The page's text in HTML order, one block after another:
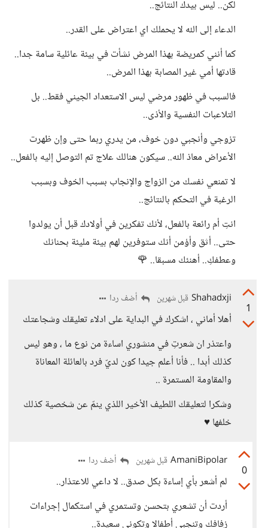
لكن.. ليس بيدك النتائج..
الدعاء إلى الله لا يحملك اي اعتراض على القدر..
كما أنني كمريضة بهذا المرض نشأت في بيئة عائلية سامة جدا..
قادتها أمي غير المصابة بهذا المرض..
فالسبب في ظهور مرضي ليس الاستعداد الجيني فقط.. بل
التلاعبات النفسية والأذى..
تزوجي وأنجبي دون خوف، من يدري ربما حتى وإن ظهرت
الأعراض معاذ الله.. سيكون هنالك علاج تم التوصل إليه بالفعل..
لا تمنعي نفسك من الزواج والإنجاب بسبب الخوف وبسبب
الرغبة في التحكم بالنتائج..
انتِ أم رائعة بالفعل، لأنك تفكرين في أولادك قبل أن يولدوا
حتى.. أثق وأؤمن أنك ستوفرين لهم بيئة مليئة بحنانك
وعطفكِ.. أهنئك مسبقا.. 🌹
1
Shahadxji قبل شهرين أضف ردا
أهلا أماني ، اشكرك في البداية على ادلاء تعليقك وشجاعتك
واعتذر ان شعرتِ في منشوري اساءة من نوع ما ، وهو ليس
كذلك أبدا .. فأنا أعلم جيدا كون لديّ فرد بالعائلة المعاناة
والمقاومة المستمرة ..
وشكرا لتعليقك اللطيف الأخير اللذي ينمّ عن شخصية كذلك
خلفها ♥️
0
AmaniBipolar قبل شهرين أضف ردا
لم أشعر بأي إساءة بكل صدق.. لا داعي للاعتذار..
أردت أن تشعري بتحسن وتستمري في استكمال إجراءات